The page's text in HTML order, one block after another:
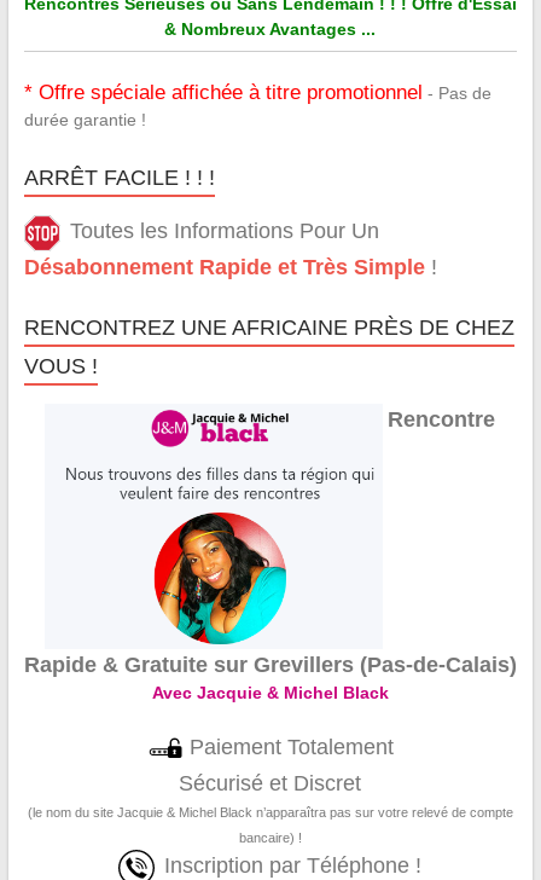
& Nombreux Avantages ...
* Offre spéciale affichée à titre promotionnel - Pas de
durée garantie !
ARRÊT FACILE ! ! !
Toutes les Informations Pour Un
Désabonnement Rapide et Très Simple!
RENCONTREZ UNE AFRICAINE PRÈS DE CHEZ
VOUS !
Rencontre
Rapide & Gratuite sur Grevillers (Pas-de-Calais)
Avec Jacquie & Michel Black
Paiement Totalement
Sécurisé et Discret
(le nom du site Jacquie & Michel Black n’apparaîtra pas sur votre relevé de compte
bancaire) !
Inscription par Téléphone !